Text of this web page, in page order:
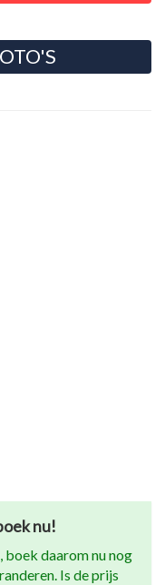
nu!
boek daarom nu nog
Is de prijs